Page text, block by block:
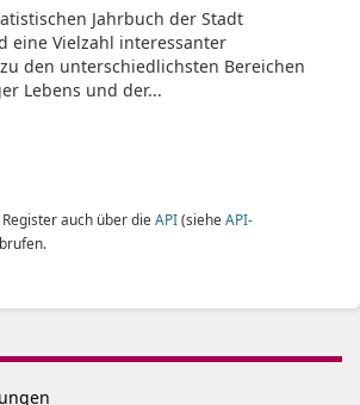
Jahrbuch der Stadt
eine Vielzahl interessanter
den unterschiedlichsten Bereichen
Lebens und der...
auch über die API(siehe API-